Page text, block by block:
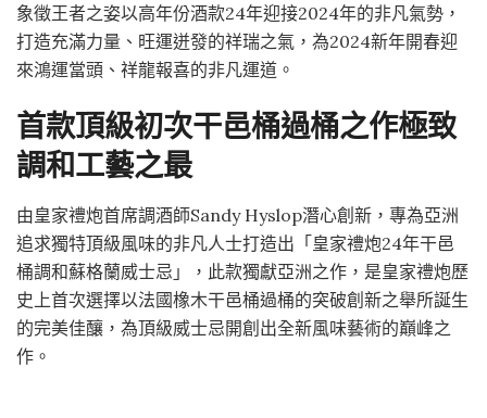
象徵王者之姿以高年份酒款24年迎接2024年的非凡氣勢，
打造充滿力量、旺運迸發的祥瑞之氣，為2024新年開春迎
來鴻運當頭、祥龍報喜的非凡運道。
首款頂級初次干邑桶過桶之作極致
調和工藝之最
由皇家禮炮首席調酒師Sandy Hyslop潛心創新，專為亞洲
追求獨特頂級風味的非凡人士打造出「皇家禮炮24年干邑
桶調和蘇格蘭威士忌」，此款獨獻亞洲之作，是皇家禮炮歷
史上首次選擇以法國橡木干邑桶過桶的突破創新之舉所誕生
的完美佳釀，為頂級威士忌開創出全新風味藝術的巔峰之
作。